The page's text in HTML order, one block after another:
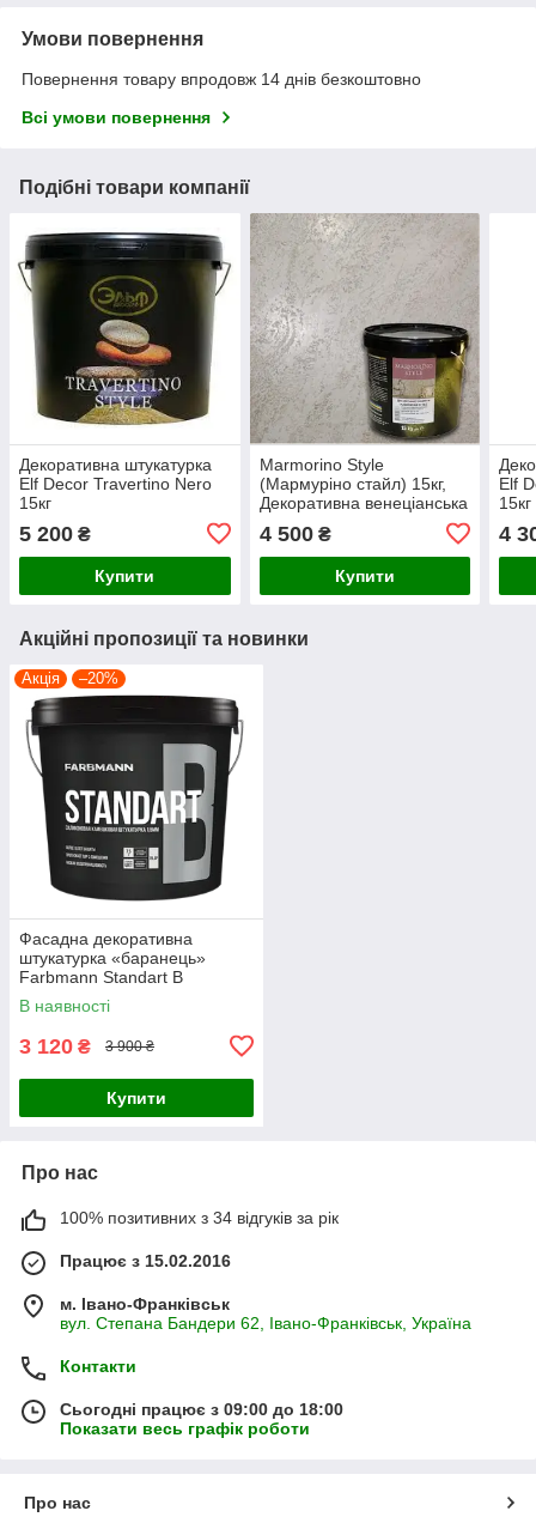
Умови повернення
Повернення товару впродовж 14 днів безкоштовно
Всі умови повернення
Подібні товари компанії
Декоративна штукатурка
Elf Decor Travertino Nero
15кг
5 200 ₴
Купити
Marmorino Style
(Мармуріно стайл) 15кг,
Декоративна венеціанська
штукатурка Ельф-Декор
4 500₴
Купити
Elf
15кг
4
Акційні пропозиції та новинки
Акція –20%
Фасадна декоративна
штукатурка «баранець»
Farbmann Standart B
(ФАРБМЕН СТАНДАРТ Б)
25кг, біла
В наявності
3 120 ₴ 3 900 ₴
Купити
Про нас
100% позитивних з 34 відгуків за рік
Працює з 15.02.2016
м. Івано-Франківськ
вул. Степана Бандери 62, Івано-Франківськ, Україна
Контакти
Сьогодні працює з 09:00 до 18:00
Показати весь графік роботи
Про нас